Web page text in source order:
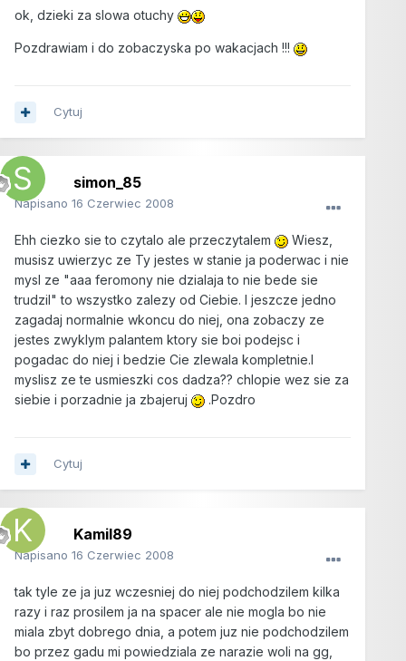
ok, dzieki za slowa otuchy
Pozdrawiam i do zobaczyska po wakacjach !!!
Cytuj
simon_85
Napisano 16 Czerwiec 2008
Ehh ciezko sie to czytalo ale przeczytalem
Wiesz,
musisz uwierzyc ze Ty jestes w stanie ja poderwac i nie
mysl ze "aaa feromony nie dzialaja to nie bede sie
trudzil" to wszystko zalezy od Ciebie. I jeszcze jedno
zagadaj normalnie wkoncu do niej, ona zobaczy ze
jestes zwyklym palantem ktory sie boi podejsc i
pogadac do niej i bedzie Cie zlewala kompletnie.I
myslisz ze te usmieszki cos dadza?? chlopie wez sie za
siebie i porzadnie ja zbajeruj
.Pozdro
Cytuj
Kamil89
Napisano 16 Czerwiec 2008
tak tyle ze ja juz wczesniej do niej podchodzilem kilka
razy i raz prosilem ja na spacer ale nie mogla bo nie
miala zbyt dobrego dnia, a potem juz nie podchodzilem
bo przez gadu mi powiedziala ze narazie woli na gg,